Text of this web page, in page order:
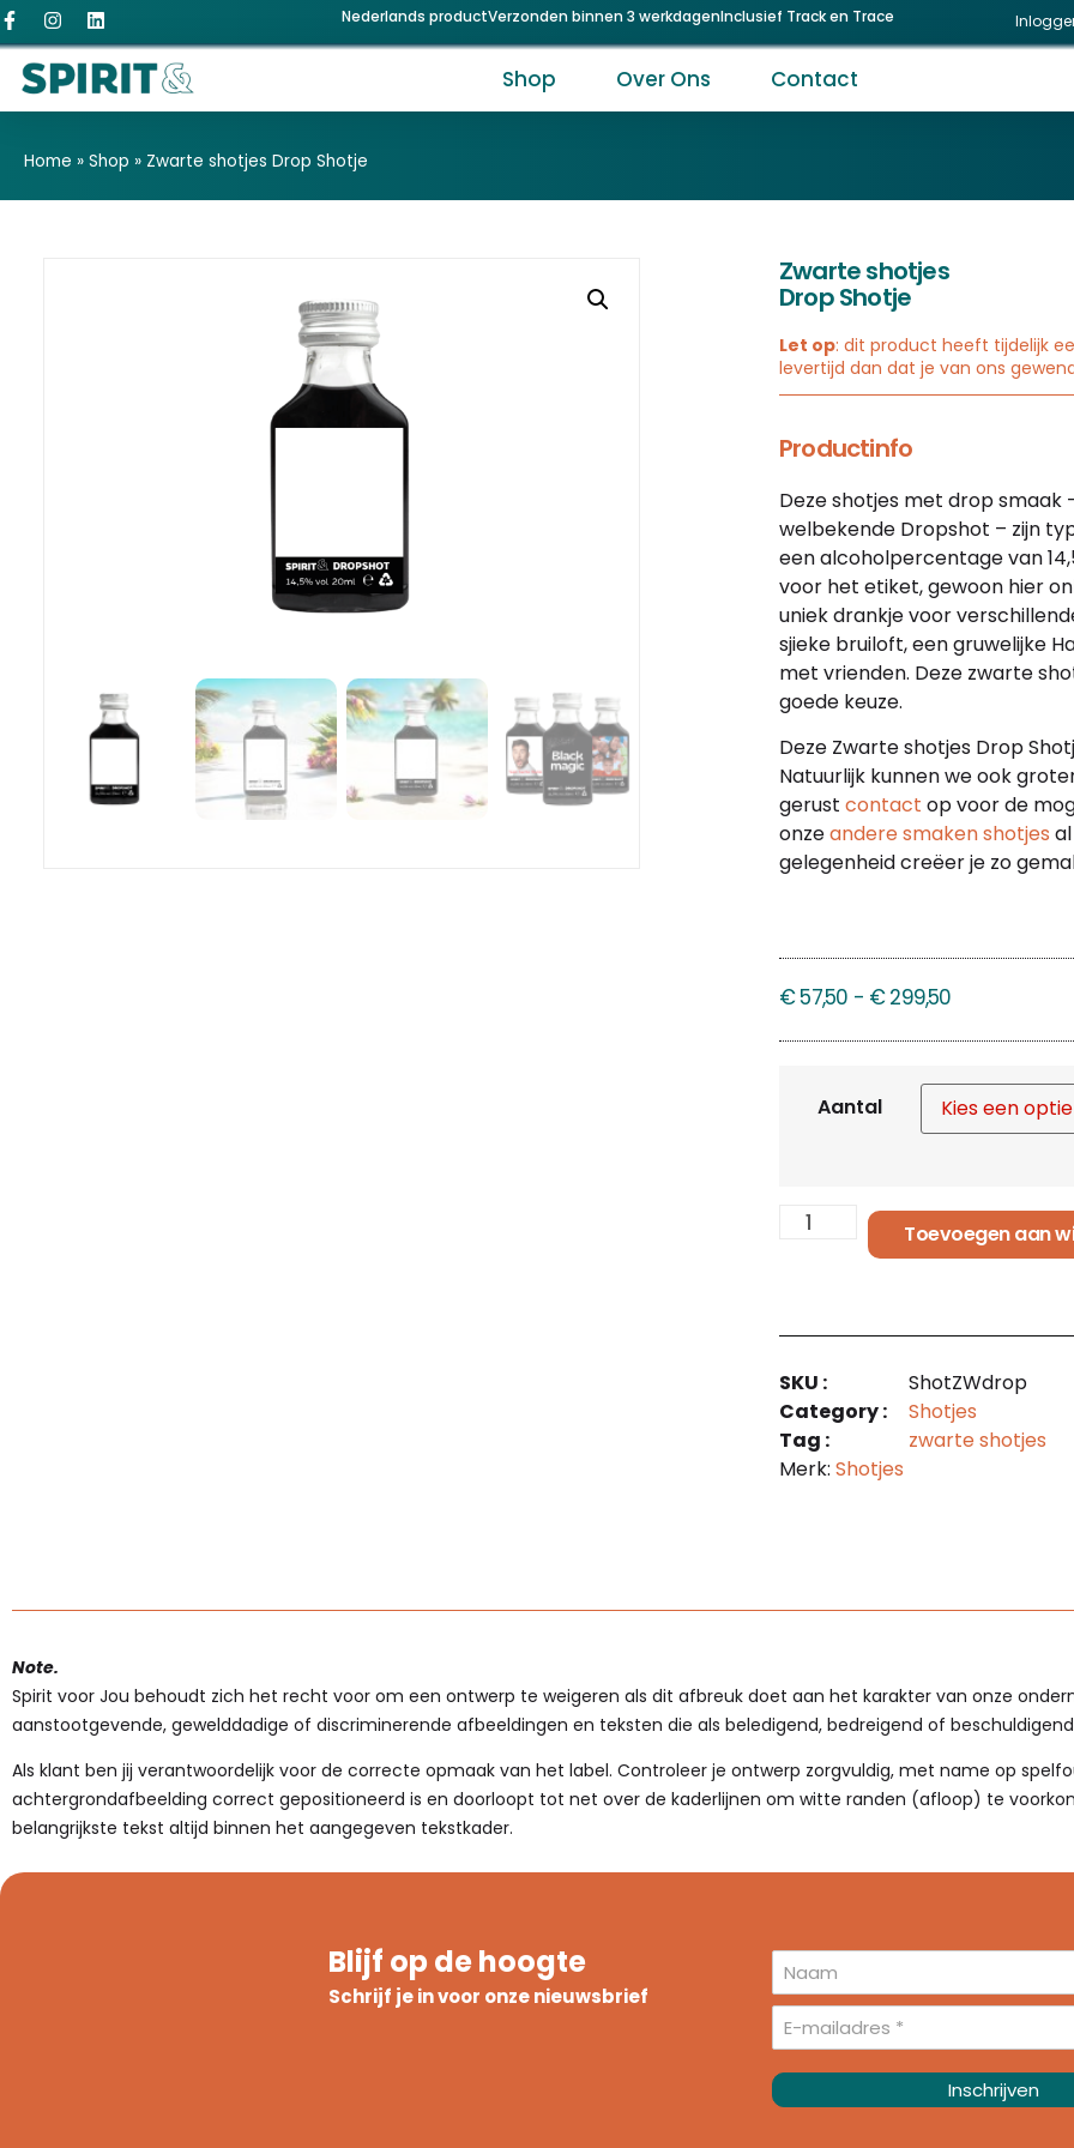
Nederlands productVerzonden binnen 3 werkdagenInclusief Track en Trace
Shop Over Ons Contact
Home » Shop » Zwarte shotjes Drop Shotje
Zwarte shotjes
Drop Shotje
Let op: dit product heeft tijdelijk
levertijd dan dat je van ons
Productinfo
Deze shotjes met drop smaak
welbekende Dropshot – zijn
een alcoholpercentage van
voor het etiket, gewoon hier
uniek drankje voor
sjieke bruiloft, een gruwelijke
met vrienden. Deze zwarte
goede keuze.
Deze Zwarte shotjes Drop
Natuurlijk kunnen we ook
gerust contact op voor de
onzeandere smaken shotjes
gelegenheid creëer je zo
€57,50 - €299,50
Aantal
Toevoegen aan
SKU :
ShotZWdrop
Category :
Shotjes
Tag :
zwarte shotjes
Merk: Shotjes
Note.
Spirit voor Jou behoudt zich het recht voor om een ontwerp te weigeren als dit afbreuk doet aan het karakter van onze
aanstootgevende, gewelddadige of discriminerende afbeeldingen en teksten die als beledigend, bedreigend of
Als klant ben jij verantwoordelijk voor de correcte opmaak van het label. Controleer je ontwerp zorgvuldig, met name op
achtergrondafbeelding correct gepositioneerd is en doorloopt tot net over de kaderlijnen om witte randen (afloop) te
belangrijkste tekst altijd binnen het aangegeven tekstkader.
Blijf op de hoogte
Schrijf je in voor onze nieuwsbrief
Inschrijven